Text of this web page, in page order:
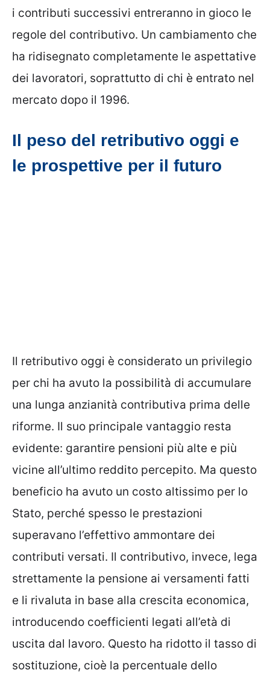
i contributi successivi entreranno in gioco le
regole del contributivo. Un cambiamento che
ha ridisegnato completamente le aspettative
dei lavoratori, soprattutto di chi è entrato nel
mercato dopo il 1996.
Il peso del retributivo oggi e
le prospettive per il futuro
Il retributivo oggi è considerato un privilegio
per chi ha avuto la possibilità di accumulare
una lunga anzianità contributiva prima delle
riforme. Il suo principale vantaggio resta
evidente: garantire pensioni più alte e più
vicine all’ultimo reddito percepito. Ma questo
beneficio ha avuto un costo altissimo per lo
Stato, perché spesso le prestazioni
superavano l’effettivo ammontare dei
contributi versati. Il contributivo, invece, lega
strettamente la pensione ai versamenti fatti
e li rivaluta in base alla crescita economica,
introducendo coefficienti legati all’età di
uscita dal lavoro. Questo ha ridotto il tasso di
sostituzione, cioè la percentuale dello